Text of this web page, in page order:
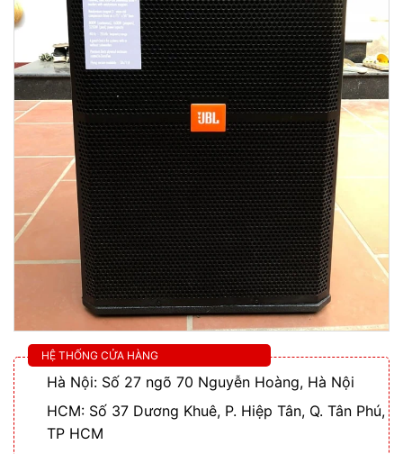
HỆ THỐNG CỬA HÀNG
Hà Nội: Số 27 ngõ 70 Nguyễn Hoàng, Hà Nội
HCM: Số 37 Dương Khuê, P. Hiệp Tân, Q. Tân Phú,
TP HCM